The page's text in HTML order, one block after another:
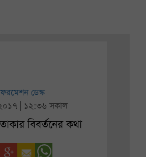
ডেস্ক
| ১২:৩৬ সকাল
বিবর্তনের কথা